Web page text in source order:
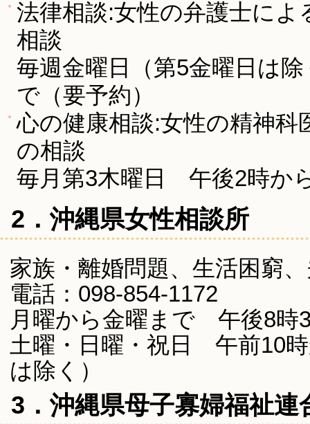
法律相談:女性の弁護士に
相談
毎週金曜日（第5金曜日は
で（要予約）
心の健康相談:女性の精神
の相談
毎月第3木曜日 午後2時か
2．沖縄県女性相談所
家族・離婚問題、生活困窮
電話：098-854-1172
月曜から金曜まで 午後8
土曜・日曜・祝日 午前10
は除く）
3．沖縄県母子寡婦福祉連